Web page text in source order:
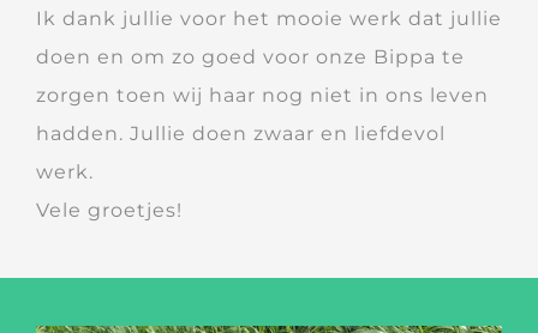
Ik dank jullie voor het mooie werk dat jullie
doen en om zo goed voor onze Bippa te
zorgen toen wij haar nog niet in ons leven
hadden. Jullie doen zwaar en liefdevol
werk.
Vele groetjes!